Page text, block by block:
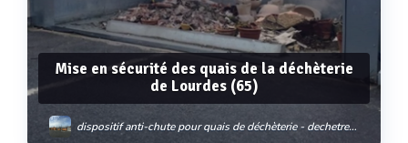
Mise en sécurité des quais de la déchèterie
de Lourdes (65)
dispositif anti-chute pour quais de déchèterie - dechetremie®